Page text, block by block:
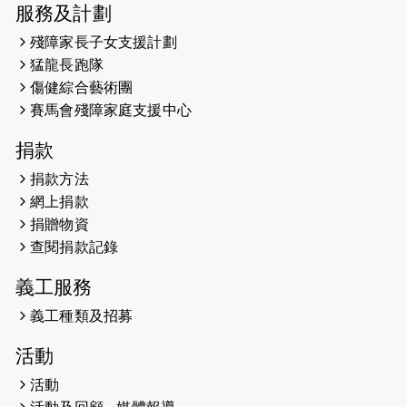
2025-02-05
馬拉松與猛龍國際共融大使Lukas
2024-12-31
2024-12-10
2024-11-17
服務及計劃
殘障家長子女支援計劃
猛龍長跑隊
傷健綜合藝術團
賽馬會殘障家庭支援中心
捐款
捐款方法
網上捐款
捐贈物資
查閱捐款記錄
義工服務
義工種類及招募
活動
活動